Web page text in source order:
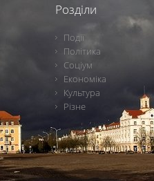
Розділи
Події
Політика
Соціум
Економіка
Культура
Різне